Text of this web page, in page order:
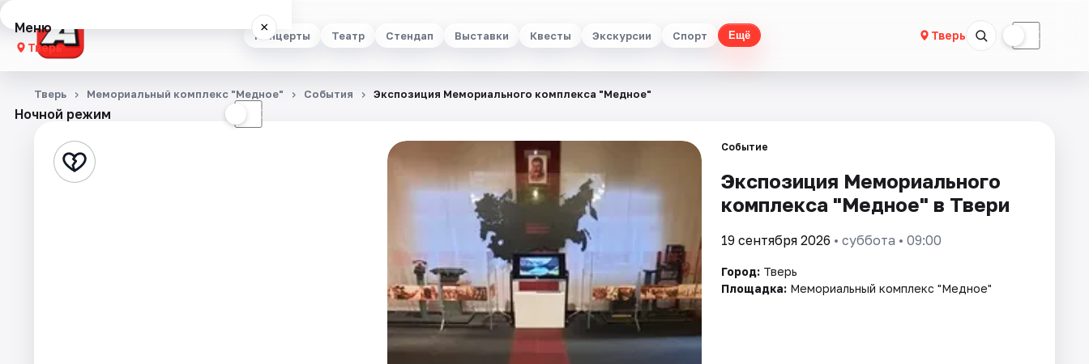
Концерты Театр Стендап Выставки Квесты Экскурсии Спорт Ещё Тверь ☾
Меню ×
Тверь
Концерты
Стендап
Ночной режим ☾
Тверь Мемориальный комплекс "Медное" События Экспозиция Мемориального комплекса "Медное"
Событие
Экспозиция Мемориального
комплекса "Медное" в Твери
19 сентября 2026 • суббота • 09:00
Город: Тверь
Площадка: Мемориальный комплекс "Медное"